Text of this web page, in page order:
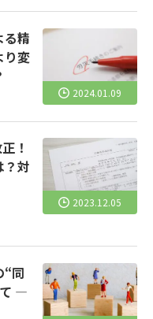
2024.01.09
る精
り変
2023.12.05
！
？対
“同
―